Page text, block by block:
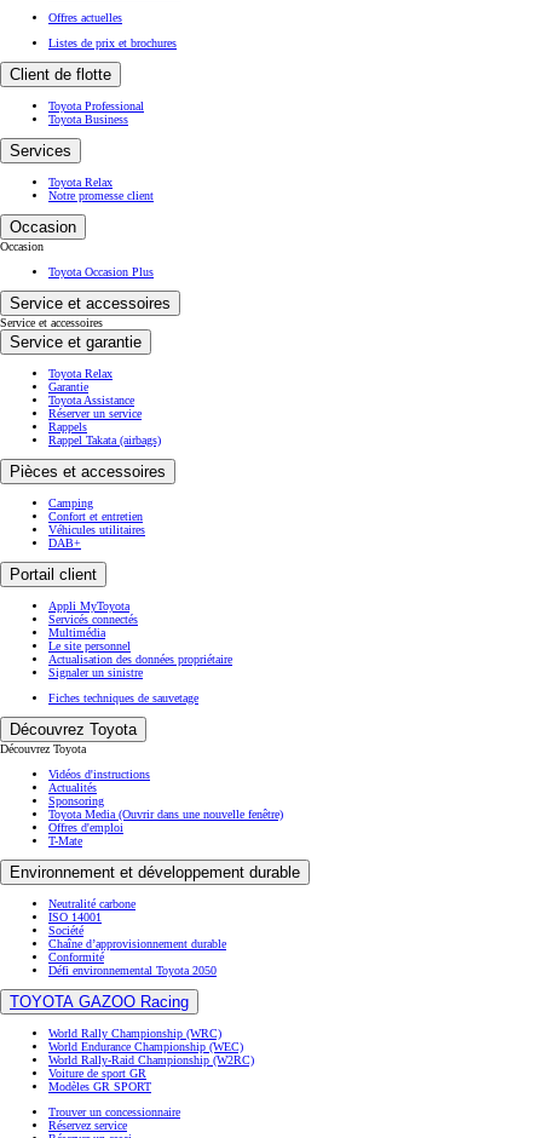
Offres actuelles
Listes de prix et brochures
Client de flotte
Toyota Professional
Toyota Business
Services
Toyota Relax
Notre promesse client
Occasion
Occasion
Toyota Occasion Plus
Service et accessoires
Service et accessoires
Service et garantie
Toyota Relax
Garantie
Toyota Assistance
Réserver un service
Rappels
Rappel Takata (airbags)
Pièces et accessoires
Camping
Confort et entretien
Véhicules utilitaires
DAB+
Portail client
Appli MyToyota
Servicés connectés
Multimédia
Le site personnel
Actualisation des données propriétaire
Signaler un sinistre
Fiches techniques de sauvetage
Découvrez Toyota
Découvrez Toyota
Vidéos d'instructions
Actualités
Sponsoring
Toyota Media (Ouvrir dans une nouvelle fenêtre)
Offres d'emploi
T-Mate
Environnement et développement durable
Neutralité carbone
ISO 14001
Société
Chaîne d’approvisionnement durable
Conformité
Défi environnemental Toyota 2050
TOYOTA GAZOO Racing
World Rally Championship (WRC)
World Endurance Championship (WEC)
World Rally-Raid Championship (W2RC)
Voiture de sport GR
Modèles GR SPORT
Trouver un concessionnaire
Réservez service